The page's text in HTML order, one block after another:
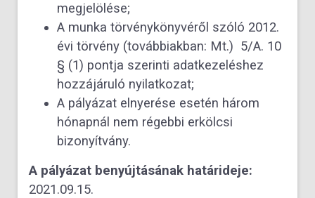
megjelölése;
A munka törvénykönyvéről szóló 2012.
évi törvény (továbbiakban: Mt.) 5/A. 10
§ (1) pontja szerinti adatkezeléshez
hozzájáruló nyilatkozat;
A pályázat elnyerése esetén három
hónapnál nem régebbi erkölcsi
bizonyítvány.
A pályázat benyújtásának határideje:
2021.09.15.